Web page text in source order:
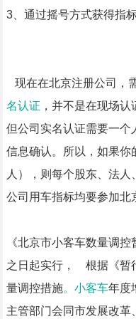
3、通过摇号方式获得指标
现在在北京注册公司，
名认证 ，并不是在现场
但公司实名认证需要一个
信息确认。所以，如果你
人），则每个股东、法人
公司用车指标均要参加北
《北京市小客车数量调
之日起实行， 根据《暂
量调控措施。小客车年度
主管部门会同市发展改革